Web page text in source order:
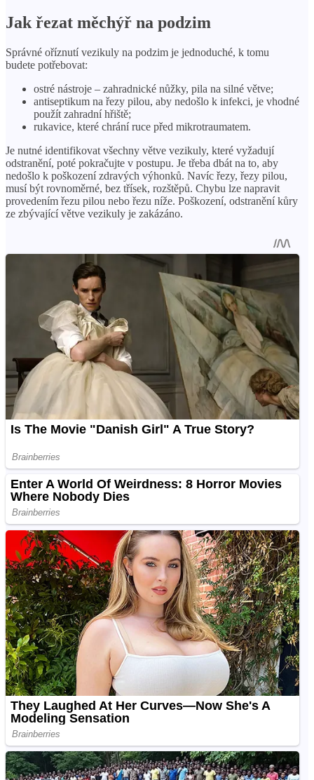
Jak řezat měchýř na podzim
Správné oříznutí vezikuly na podzim je jednoduché, k tomu
budete potřebovat:
ostré nástroje – zahradnické nůžky, pila na silné větve;
antiseptikum na řezy pilou, aby nedošlo k infekci, je vhodné
použít zahradní hřiště;
rukavice, které chrání ruce před mikrotraumatem.
Je nutné identifikovat všechny větve vezikuly, které vyžadují
odstranění, poté pokračujte v postupu. Je třeba dbát na to, aby
nedošlo k poškození zdravých výhonků. Navíc řezy, řezy pilou,
musí být rovnoměrné, bez třísek, rozštěpů. Chybu lze napravit
provedením řezu pilou nebo řezu níže. Poškození, odstranění kůry
ze zbývající větve vezikuly je zakázáno.